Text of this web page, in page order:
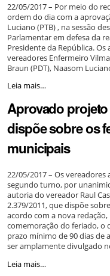
-22/05/2017 – Por meio do
ordem do dia com a
Luciano (PTB) , na sessão
Parlamentar em defesa da
Presidente da República.
vereadores Enfermeiro
Braun (PDT), Naasom
Criada
Parlamentar
em
defesa
de
eleições
diretas
presidência
da
República
-
Leia mais…
Aprovado
dispõe sobre os
municipais
22/05/2017 – Os
segundo turno, por
autoria do vereador Raul
2.379/2011, que dispõe
acordo com a nova
comemoração do feriado, o
prazo mínimo de 90 dias de
ser amplamente divulgado
Aprovado
Leia mais…